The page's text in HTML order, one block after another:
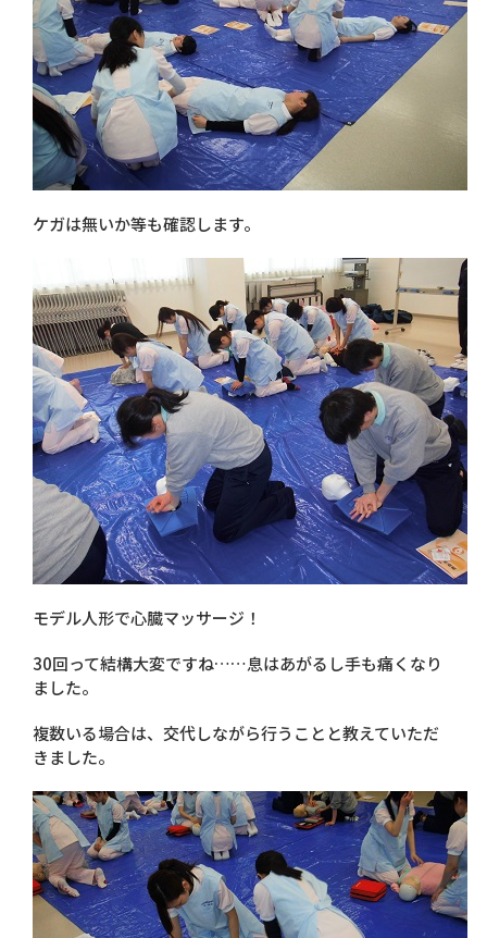
ケガは無いか等も確認します。
モデル人形で心臓マッサージ！
30回って結構大変ですね……息はあがるし手も痛くなり
ました。
複数いる場合は、交代しながら行うことと教えていただ
きました。